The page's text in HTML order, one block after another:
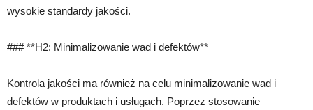
wysokie standardy jakości.
### **H2: Minimalizowanie wad i defektów**
Kontrola jakości ma również na celu minimalizowanie wad i
defektów w produktach i usługach. Poprzez stosowanie